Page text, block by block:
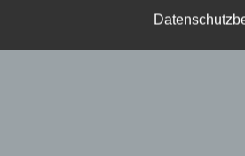
Verarbeitung ist jeder mit oder ohne